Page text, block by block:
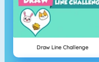
Draw Line Challenge